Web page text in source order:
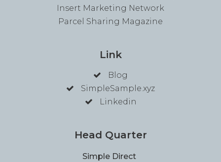
Insert Marketing Network
Parcel Sharing Magazine
Link
Blog
SimpleSample.xyz
Linkedin
Head Quarter
Simple Direct